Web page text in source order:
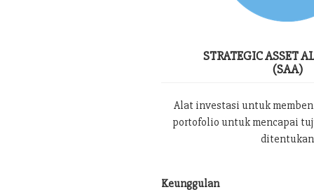
STRATEGIC ASSET
(SAA)
Alat investasi untuk
portofolio untuk mencapai
ditentukan
Keunggulan